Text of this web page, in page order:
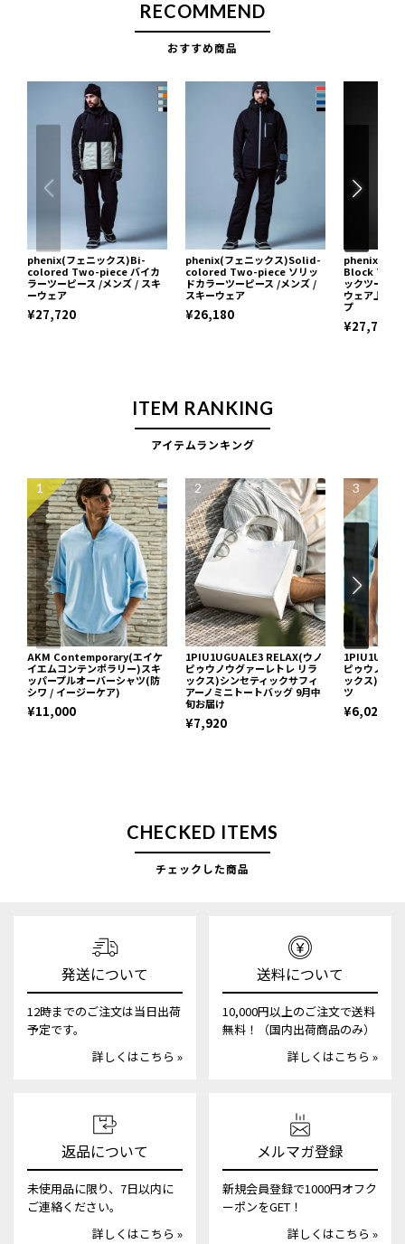
RECOMMEND
おすすめ商品
phenix(フェニックス)Bi-
colored Two-piece バイカ
ラーツーピース /メンズ / スキ
ーウェア
¥27,720
phenix(フェニックス)Solid-
colored Two-piece ソリッ
ドカラーツーピース /メンズ /
スキーウェア
¥26,180
phenix(フ
Block Two-
ックツーピ
ウェア上下
プ
¥27,720
ITEM RANKING
アイテムランキング
1
AKM Contemporary(エイケ
イエムコンテンポラリー)スキ
ッパープルオーバーシャツ(防
シワ / イージーケア)
¥11,000
2
1PIU1UGUALE3 RELAX(ウノ
ピゥウノウグァーレトレ リラ
ックス)シンセティックサフィ
アーノミニトートバッグ 9月中
旬お届け
¥7,920
3
ピゥウノウ
ックス)ネッ
ツ
¥6,029
CHECKED ITEMS
チェックした商品
発送について
12時までのご注文は当日出荷
予定です。
詳しくはこちら »
送料について
10,000円以上のご注文で送料
無料！（国内出荷商品のみ）
詳しくはこちら »
返品について
未使用品に限り、7日以内に
ご連絡ください。
詳しくはこちら »
メルマガ登録
新規会員登録で1000円オフク
ーポンをGET！
詳しくはこちら »